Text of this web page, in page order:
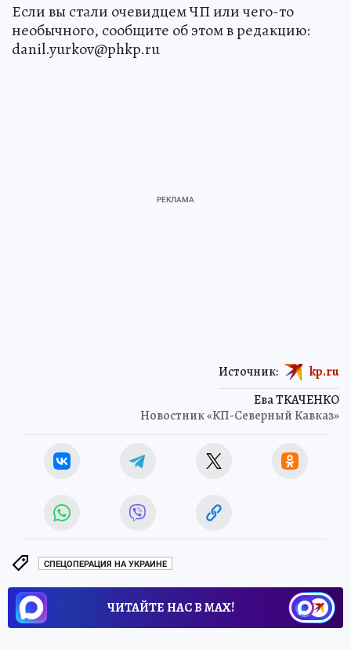
Если вы стали очевидцем ЧП или чего-то
необычного, сообщите об этом в редакцию:
danil.yurkov@phkp.ru
Ева ТКАЧЕНКО
Новостник «КП-Северный Кавказ»
Источник: kp.ru
СПЕЦОПЕРАЦИЯ НА УКРАИНЕ
ЧИТАЙТЕ НАС В МАХ!